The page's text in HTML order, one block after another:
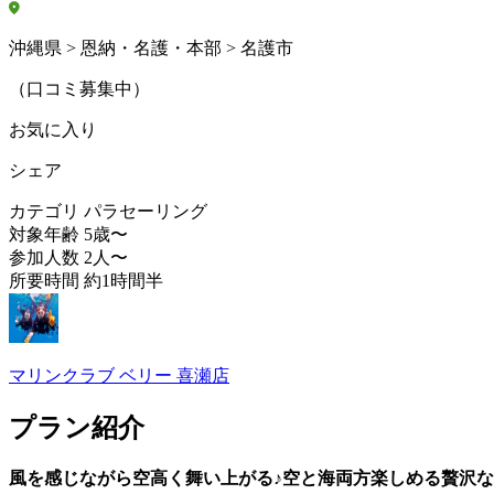
沖縄県 > 恩納・名護・本部 > 名護市
（口コミ募集中）
お気に入り
シェア
カテゴリ パラセーリング
対象年齢 5歳〜
参加人数 2人〜
所要時間 約1時間半
マリンクラブ ベリー 喜瀬店
プラン紹介
風を感じながら空高く舞い上がる♪空と海両方楽しめる贅沢